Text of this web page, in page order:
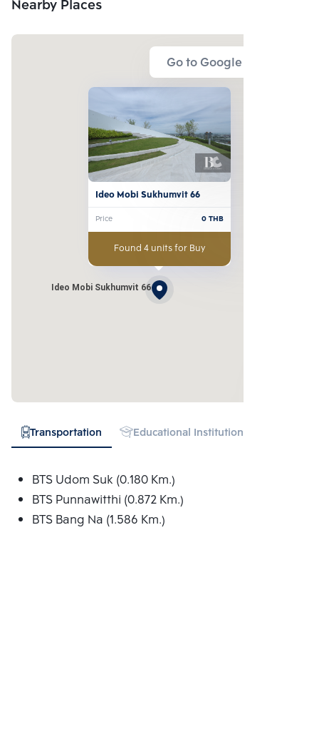
Nearby Places
Go to Google Map
Ideo Mobi Sukhumvit 66
Ideo Mobi Sukhumvit 66
Price 0THB
Found 4 units for Buy
Transportation Educational Institution
BTS Udom Suk (0.180 Km.)
BTS Punnawitthi (0.872 Km.)
BTS Bang Na (1.586 Km.)